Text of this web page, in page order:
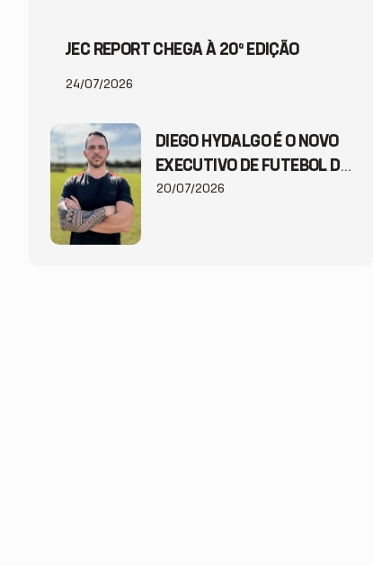
JEC REPORT CHEGA À 20ª EDIÇÃO
24/07/2026
DIEGO HYDALGO É O NOVO
EXECUTIVO DE FUTEBOL DO
JEC
20/07/2026